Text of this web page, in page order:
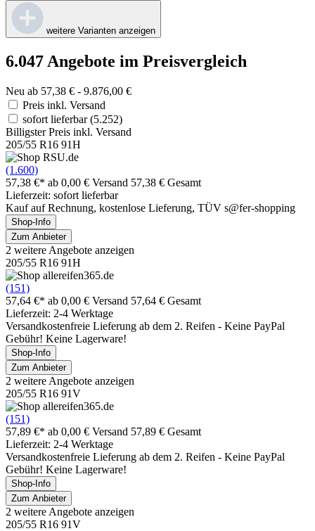
weitere Varianten anzeigen
6.047 Angebote im Preisvergleich
Neu ab 57,38 € - 9.876,00 €
Preis inkl. Versand
sofort lieferbar(5.252)
Billigster Preis inkl. Versand
205/55 R16 91H
(1.600)
57,38 €* ab 0,00 € Versand 57,38 € Gesamt
Lieferzeit: sofort lieferbar
Kauf auf Rechnung, kostenlose Lieferung, TÜV s@fer-shopping
Shop-Info
Zum Anbieter
2 weitere Angebote anzeigen
205/55 R16 91H
(151)
57,64 €* ab 0,00 € Versand 57,64 € Gesamt
Lieferzeit: 2-4 Werktage
Versandkostenfreie Lieferung ab dem 2. Reifen - Keine PayPal
Gebühr! Keine Lagerware!
Shop-Info
Zum Anbieter
2 weitere Angebote anzeigen
205/55 R16 91V
(151)
57,89 €* ab 0,00 € Versand 57,89 € Gesamt
Lieferzeit: 2-4 Werktage
Versandkostenfreie Lieferung ab dem 2. Reifen - Keine PayPal
Gebühr! Keine Lagerware!
Shop-Info
Zum Anbieter
2 weitere Angebote anzeigen
205/55 R16 91V